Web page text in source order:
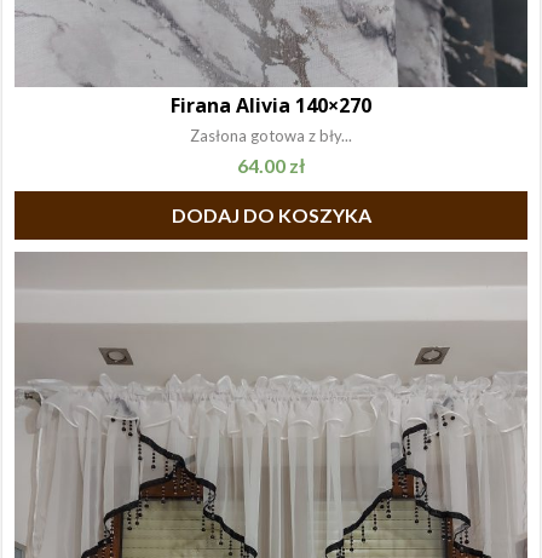
Firana Alivia 140×270
Zasłona gotowa z bły...
64.00 zł
DODAJ DO KOSZYKA